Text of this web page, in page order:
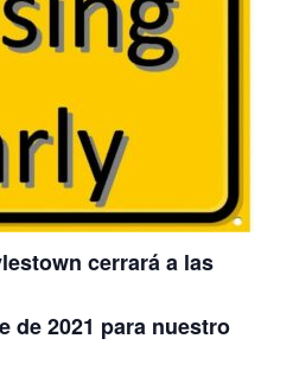
cerrará a las
de 2021 para nuestro